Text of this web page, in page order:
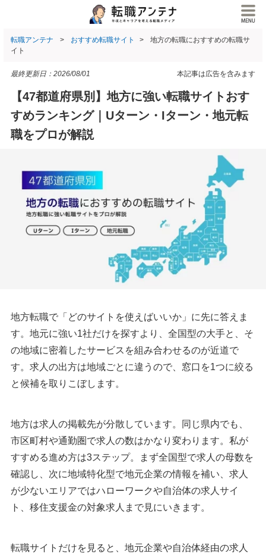
転職アンテナ おすすめ転職サイト
地方の転職におすすめの転職サ
イト
本記事は広告を含みます
最終更新日： 2026/08/01
【47都道府県別】地方に強い転職サイトおす
すめランキング｜Uターン・Iターン・地元転
職をプロが解説
地方転職で「どのサイトを使えばいいか」に先に答えま
す。地元に強い1社だけを探すより、全国型の大手と、そ
の地域に密着したサービスを組み合わせるのが近道で
す。求人の出方は地域ごとに違うので、窓口を1つに絞る
と候補を取りこぼします。
地方は求人の掲載先が分散しています。同じ県内でも、
市区町村や通勤圏で求人の数はかなり変わります。私が
すすめる進め方は3ステップ。まず全国型で求人の母数を
確認し、次に地域特化型で地元企業の情報を補い、求人
が少ないエリアではハローワークや自治体の求人サイ
ト、移住支援金の対象求人まで見にいきます。
転職サイトだけを見ると、地元企業や自治体経由の求人